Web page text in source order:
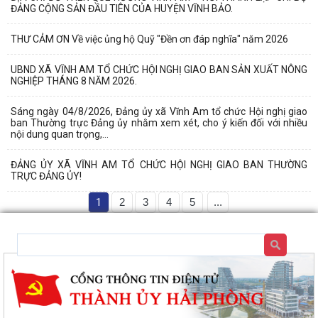
ĐẢNG CỘNG SẢN ĐẦU TIÊN CỦA HUYỆN VĨNH BẢO.
THƯ CẢM ƠN Về việc ủng hộ Quỹ "Đền ơn đáp nghĩa" năm 2026
UBND XÃ VĨNH AM TỔ CHỨC HỘI NGHỊ GIAO BAN SẢN XUẤT NÔNG
NGHIỆP THÁNG 8 NĂM 2026.
Sáng ngày 04/8/2026, Đảng ủy xã Vĩnh Am tổ chức Hội nghị giao
ban Thường trực Đảng ủy nhằm xem xét, cho ý kiến đối với nhiều
nội dung quan trọng,...
ĐẢNG ỦY XÃ VĨNH AM TỔ CHỨC HỘI NGHỊ GIAO BAN THƯỜNG
TRỰC ĐẢNG ỦY!
1 2 3 4 5 ...